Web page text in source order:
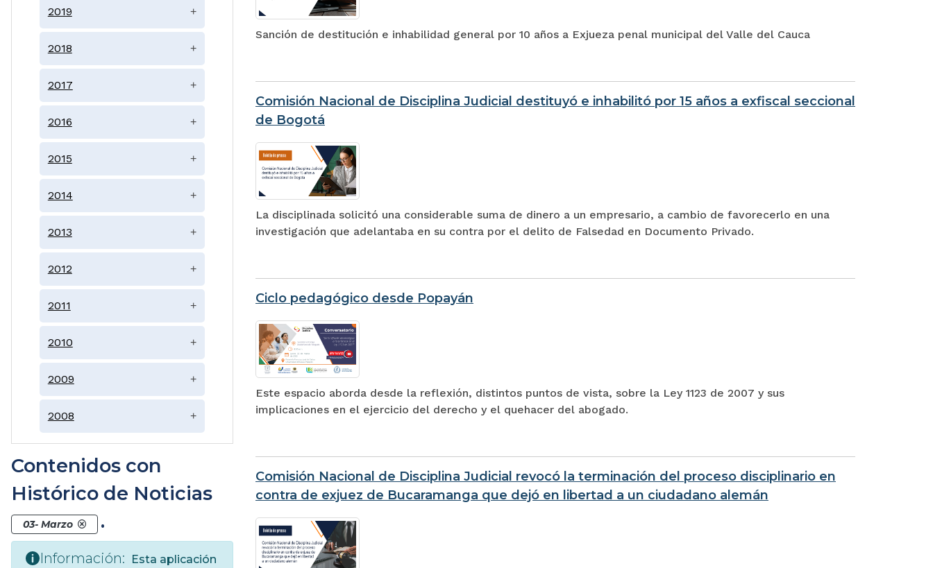
2019 +
2018 +
2017 +
2016 +
2015 +
2014 +
2013 +
2012 +
2011 +
2010 +
2009 +
2008 +
Contenidos con
Histórico de Noticias
03- Marzo .
Información:
Esta aplicación
Sanción de destitución e inhabilidad general por 10 años a Exjueza penal municipal del Valle del Cauca
Comisión Nacional de Disciplina Judicial destituyó e inhabilitó por 15 años a exfiscal seccional
de Bogotá
La disciplinada solicitó una considerable suma de dinero a un empresario, a cambio de favorecerlo en una
investigación que adelantaba en su contra por el delito de Falsedad en Documento Privado.
Ciclo pedagógico desde Popayán
Este espacio aborda desde la reflexión, distintos puntos de vista, sobre la Ley 1123 de 2007 y sus
implicaciones en el ejercicio del derecho y el quehacer del abogado.
Comisión Nacional de Disciplina Judicial revocó la terminación del proceso disciplinario en
contra de exjuez de Bucaramanga que dejó en libertad a un ciudadano alemán